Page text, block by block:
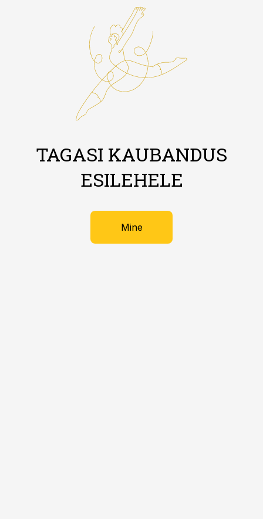
TAGASI KAUBANDUS
ESILEHELE
Mine